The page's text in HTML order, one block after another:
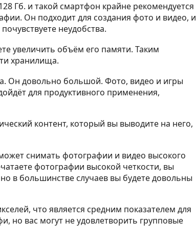
Гб. и такой смартфон крайне рекомендуется
Он подходит для создания фото и видео, и
неудобства.
увеличить объём его памяти. Таким
хранилища.
Он довольно большой. Фото, видео и игры
для продуктивного применения,
контент, который вы выводите на него,
снимать фотографии и видео высокого
фотографии высокой четкости, вы
в большинстве случаев вы будете довольны
что является средним показателем для
но вас могут не удовлетворить групповые